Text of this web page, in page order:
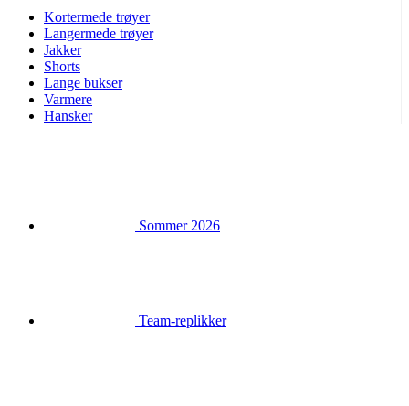
Kortermede trøyer
Langermede trøyer
Jakker
Shorts
Lange bukser
Varmere
Hansker